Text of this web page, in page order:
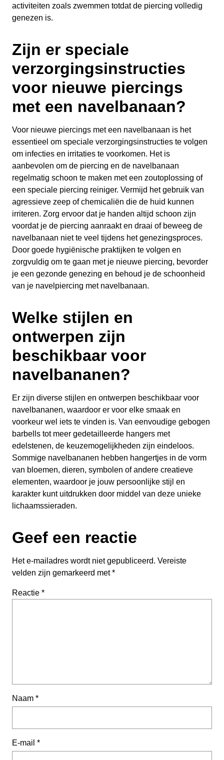
activiteiten zoals zwemmen totdat de piercing volledig
genezen is.
Zijn er speciale
verzorgingsinstructies
voor nieuwe piercings
met een navelbanaan?
Voor nieuwe piercings met een navelbanaan is het
essentieel om speciale verzorgingsinstructies te volgen
om infecties en irritaties te voorkomen. Het is
aanbevolen om de piercing en de navelbanaan
regelmatig schoon te maken met een zoutoplossing of
een speciale piercing reiniger. Vermijd het gebruik van
agressieve zeep of chemicaliën die de huid kunnen
irriteren. Zorg ervoor dat je handen altijd schoon zijn
voordat je de piercing aanraakt en draai of beweeg de
navelbanaan niet te veel tijdens het genezingsproces.
Door goede hygiënische praktijken te volgen en
zorgvuldig om te gaan met je nieuwe piercing, bevorder
je een gezonde genezing en behoud je de schoonheid
van je navelpiercing met navelbanaan.
Welke stijlen en
ontwerpen zijn
beschikbaar voor
navelbananen?
Er zijn diverse stijlen en ontwerpen beschikbaar voor
navelbananen, waardoor er voor elke smaak en
voorkeur wel iets te vinden is. Van eenvoudige gebogen
barbells tot meer gedetailleerde hangers met
edelstenen, de keuzemogelijkheden zijn eindeloos.
Sommige navelbananen hebben hangertjes in de vorm
van bloemen, dieren, symbolen of andere creatieve
elementen, waardoor je jouw persoonlijke stijl en
karakter kunt uitdrukken door middel van deze unieke
lichaamssieraden.
Geef een reactie
Het e-mailadres wordt niet gepubliceerd. Vereiste
velden zijn gemarkeerd met*
Reactie *
Naam *
E-mail *